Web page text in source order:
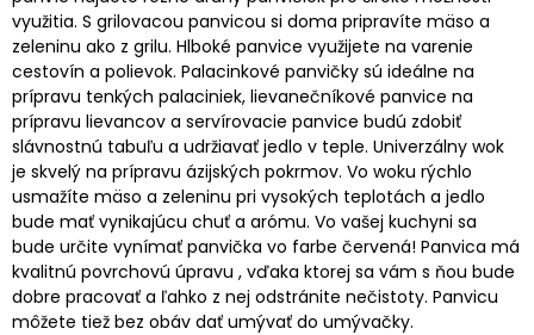
využitia. S grilovacou panvicou si doma pripravíte mäso a
zeleninu ako z grilu. Hlboké panvice využijete na varenie
cestovín a polievok. Palacinkové panvičky sú ideálne na
prípravu tenkých palaciniek, lievanečníkové panvice na
prípravu lievancov a servírovacie panvice budú zdobiť
slávnostnú tabuľu a udržiavať jedlo v teple. Univerzálny wok
je skvelý na prípravu ázijských pokrmov. Vo woku rýchlo
usmažíte mäso a zeleninu pri vysokých teplotách a jedlo
bude mať vynikajúcu chuť a arómu. Vo vašej kuchyni sa
bude určite vynímať panvička vo farbe červená! Panvica má
kvalitnú povrchovú úpravu , vďaka ktorej sa vám s ňou bude
dobre pracovať a ľahko z nej odstránite nečistoty. Panvicu
môžete tiež bez obáv dať umývať do umývačky.